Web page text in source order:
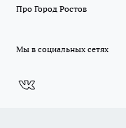
Про Город Ростов
Мы в социальных сетях